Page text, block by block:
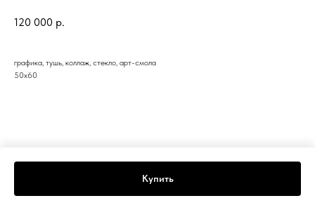
120 000 р.
Купить
графика, тушь, коллаж, стекло, арт-смола
50х60